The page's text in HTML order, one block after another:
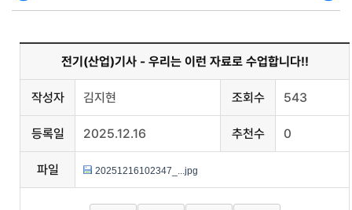
전기(산업)기사 - 우리는 이런 자료로 수업합니다!!
작성자 김지현 조회수 543
등록일 2025.12.16 추천수 0
파일 20251216102347_...jpg